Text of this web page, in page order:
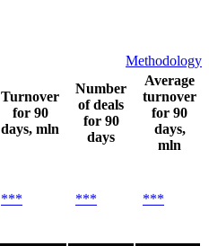
Methodology
Turnover
for 90
days, mln
Number
of deals
for 90
days
Average
turnover
for 90
days,
mln
*** *** ***